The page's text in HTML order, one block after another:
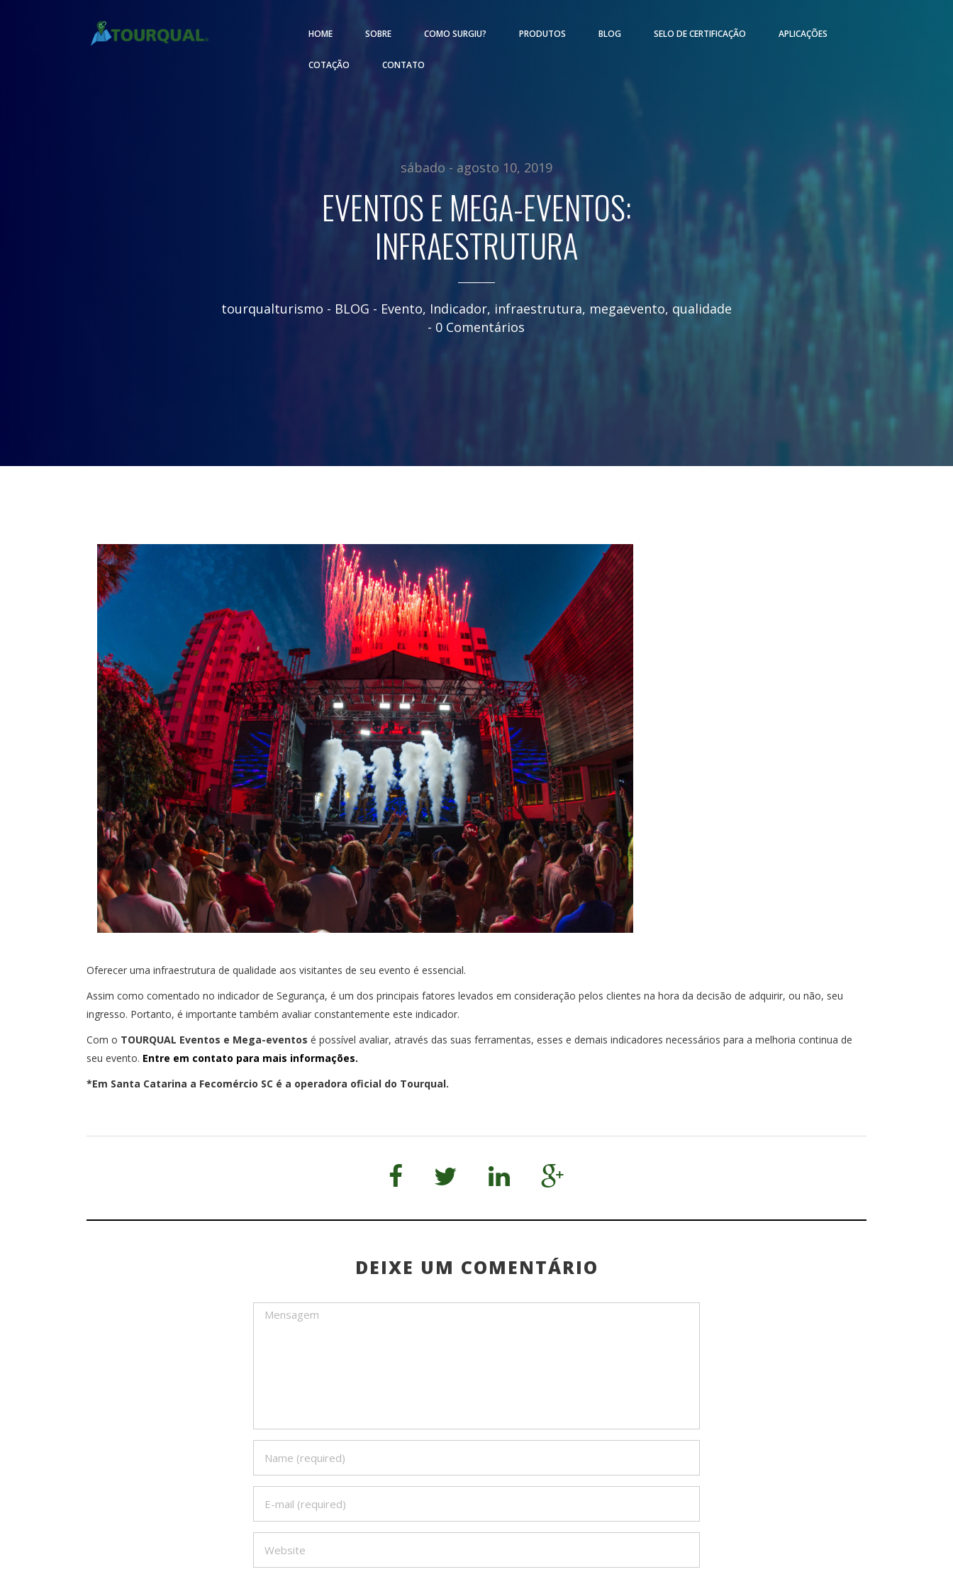
HOME SOBRE COMO SURGIU? PRODUTOS BLOG SELO DE CERTIFICAÇÃO APLICAÇÕES
COTAÇÃO CONTATO
sábado - agosto 10, 2019
EVENTOS E MEGA-EVENTOS:
INFRAESTRUTURA
tourqualturismo - BLOG - Evento, Indicador, infraestrutura, megaevento, qualidade
- 0 Comentários
Oferecer uma infraestrutura de qualidade aos visitantes de seu evento é essencial.
Assim como comentado no indicador de Segurança, é um dos principais fatores levados em consideração pelos clientes na hora da decisão de adquirir, ou não, seu
ingresso. Portanto, é importante também avaliar constantemente este indicador.
Com o TOURQUAL Eventos e Mega-eventos é possível avaliar, através das suas ferramentas, esses e demais indicadores necessários para a melhoria continua de
seu evento. Entre em contato para mais informações.
*Em Santa Catarina a Fecomércio SC é a operadora oficial do Tourqual.
DEIXE UM COMENTÁRIO